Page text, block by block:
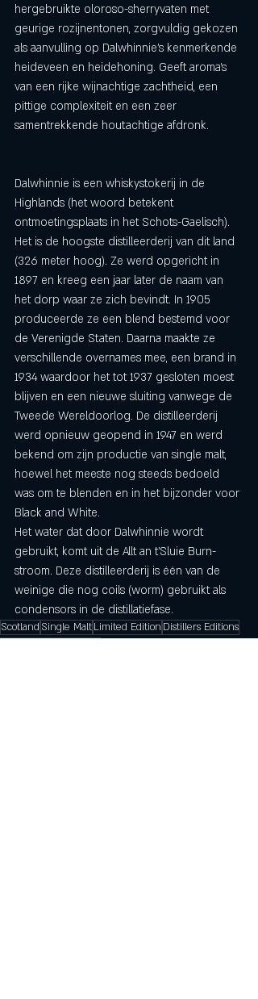
hergebruikte oloroso-sherryvaten met
geurige rozijnentonen, zorgvuldig gekozen
als aanvulling op Dalwhinnie's kenmerkende
heideveen en heidehoning. Geeft aroma's
van een rijke wijnachtige zachtheid, een
pittige complexiteit en een zeer
samentrekkende houtachtige afdronk.
Dalwhinnie is een whiskystokerij in de
Highlands (het woord betekent
ontmoetingsplaats in het Schots-Gaelisch).
Het is de hoogste distilleerderij van dit land
(326 meter hoog). Ze werd opgericht in
1897 en kreeg een jaar later de naam van
het dorp waar ze zich bevindt. In 1905
produceerde ze een blend bestemd voor
de Verenigde Staten. Daarna maakte ze
verschillende overnames mee, een brand in
1934 waardoor het tot 1937 gesloten moest
blijven en een nieuwe sluiting vanwege de
Tweede Wereldoorlog. De distilleerderij
werd opnieuw geopend in 1947 en werd
bekend om zijn productie van single malt,
hoewel het meeste nog steeds bedoeld
was om te blenden en in het bijzonder voor
Black and White.
Het water dat door Dalwhinnie wordt
gebruikt, komt uit de Allt an t'Sluie Burn-
stroom. Deze distilleerderij is één van de
weinige die nog coils (worm) gebruikt als
condensors in de distillatiefase.
Scotland Single MaltLimited Edition Distillers Editions